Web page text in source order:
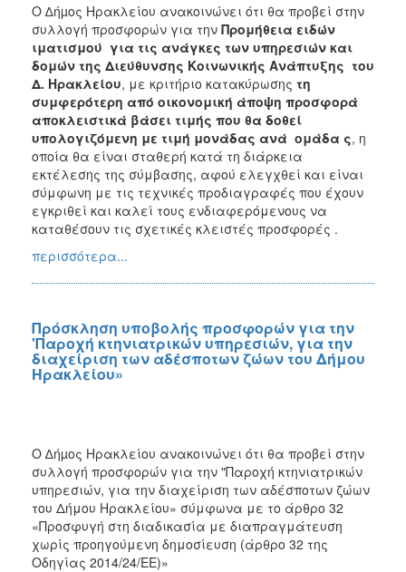
Ο ∆ήµος Ηρακλείου ανακοινώνει ότι θα προβεί στην
συλλογή προσφορών για την Προμήθεια ειδών
ιματισμού για τις ανάγκες των υπηρεσιών και
δομών της Διεύθυνσης Κοινωνικής Ανάπτυξης του
Δ. Ηρακλείου, με κριτήριο κατακύρωσης τη
συμφερότερη από οικονομική άποψη προσφορά
αποκλειστικά βάσει τιμής που θα δοθεί
υπολογιζόμενη με τιμή μονάδας ανά ομάδα ς, η
οποία θα είναι σταθερή κατά τη διάρκεια
εκτέλεσης της σύμβασης, αφού ελεγχθεί και είναι
σύμφωνη με τις τεχνικές προδιαγραφές που έχουν
εγκριθεί και καλεί τους ενδιαφερόμενους να
καταθέσουν τις σχετικές κλειστές προσφορές .
περισσότερα...
Πρόσκληση υποβολής προσφορών για την
'Παροχή κτηνιατρικών υπηρεσιών, για την
διαχείριση των αδέσποτων ζώων του Δήμου
Ηρακλείου»
Ο ∆ήµος Ηρακλείου ανακοινώνει ότι θα προβεί στην
συλλογή προσφορών για την "Παροχή κτηνιατρικών
υπηρεσιών, για την διαχείριση των αδέσποτων ζώων
του Δήμου Ηρακλείου» σύμφωνα με το άρθρο 32
«Προσφυγή στη διαδικασία με διαπραγμάτευση
χωρίς προηγούμενη δημοσίευση (άρθρο 32 της
Οδηγίας 2014/24/ΕΕ)»